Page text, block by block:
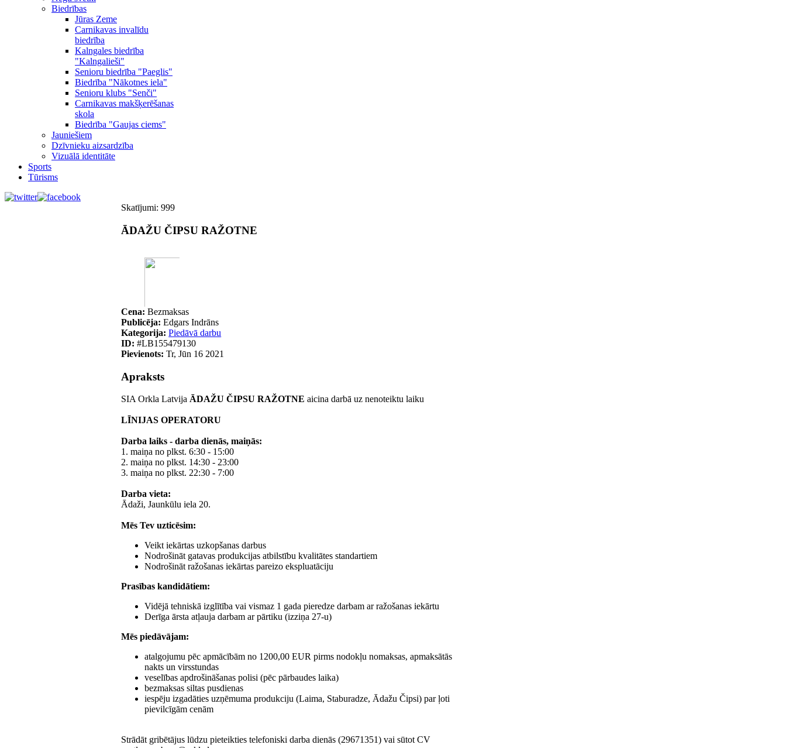
Biedrības
Jūras Zeme
Carnikavas invalīdu
biedrība
Kalngales biedrība
"Kalngalieši"
Senioru biedrība "Paeglis"
Biedrība "Nākotnes iela"
Senioru klubs "Senči"
Carnikavas makšķerēšanas
skola
Biedrība "Gaujas ciems"
Jauniešiem
Dzīvnieku aizsardzība
Vizuālā identitāte
Sports
Tūrisms
Skatījumi: 999
ĀDAŽU ČIPSU RAŽOTNE
Cena: Bezmaksas
Publicēja:Edgars Indrāns
Kategorija: Piedāvā darbu
ID: #LB155479130
Pievienots: Tr, Jūn 16 2021
Apraksts
SIA Orkla Latvija ĀDAŽU ČIPSU RAŽOTNE aicina darbā uz nenoteiktu laiku
LĪNIJAS OPERATORU
Darba laiks - darba dienās, maiņās:
1. maiņa no plkst. 6:30 - 15:00
2. maiņa no plkst. 14:30 - 23:00
3. maiņa no plkst. 22:30 - 7:00
Darba vieta:
Ādaži, Jaunkūlu iela 20.
Mēs Tev uzticēsim:
Veikt iekārtas uzkopšanas darbus
Nodrošināt gatavas produkcijas atbilstību kvalitātes standartiem
Nodrošināt ražošanas iekārtas pareizo ekspluatāciju
Prasības kandidātiem:
Vidējā tehniskā izglītība vai vismaz 1 gada pieredze darbam ar ražošanas iekārtu
Derīga ārsta atļauja darbam ar pārtiku (izziņa 27-u)
Mēs piedāvājam:
atalgojumu pēc apmācībām no 1200,00 EUR pirms nodokļu nomaksas, apmaksātās
nakts un virsstundas
veselības apdrošināšanas polisi (pēc pārbaudes laika)
bezmaksas siltas pusdienas
iespēju izgadāties uzņēmuma produkciju (Laima, Staburadze, Ādažu Čipsi) par ļoti
pievilcīgām cenām
Strādāt gribētājus lūdzu pieteikties telefoniski darba dienās (29671351) vai sūtot CV